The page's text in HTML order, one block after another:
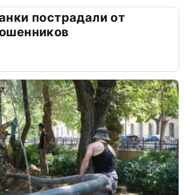
пострадали от